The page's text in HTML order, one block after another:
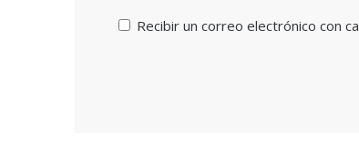
Recibir un correo electrónico con